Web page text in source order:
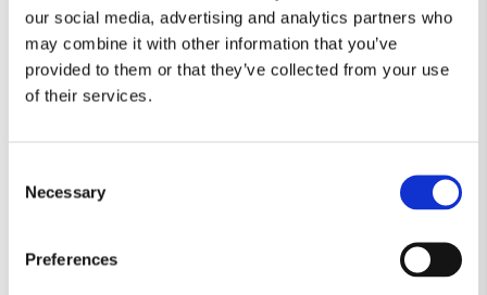
our social media, advertising and analytics partners who
may combine it with other information that you’ve
provided to them or that they’ve collected from your use
of their services.
Selection
Necessary
Preferences
verlanglijst